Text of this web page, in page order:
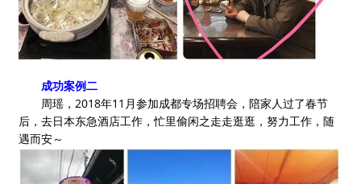
成功案例二
周瑶，2018年11月参加成都专场招聘会，陪家人过了春节
后，去日本东急酒店工作，忙里偷闲之走走逛逛，努力工作，随
遇而安～